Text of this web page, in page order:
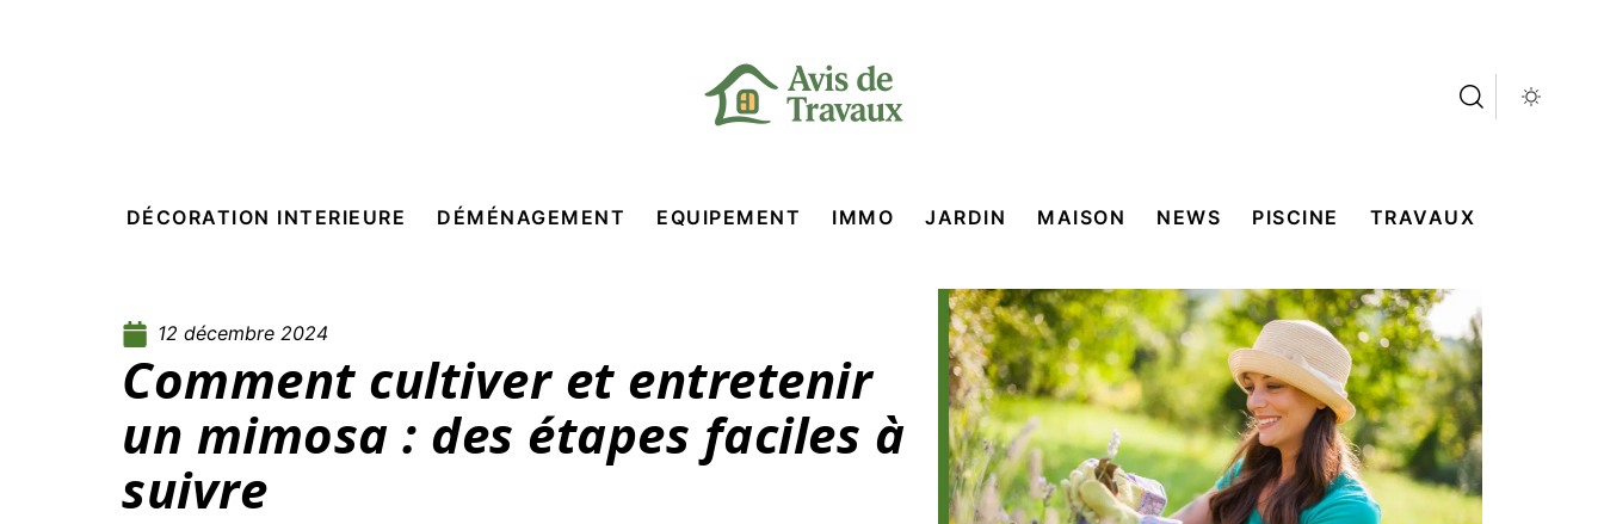
DÉCORATION INTERIEURE DÉMÉNAGEMENT EQUIPEMENT IMMO JARDIN MAISON NEWS PISCINE TRAVAUX
12 décembre 2024
Comment cultiver et entretenir
un mimosa : des étapes faciles à
suivre